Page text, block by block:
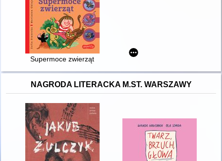
Supermoce zwierząt
NAGRODA LITERACKA M.ST. WARSZAWY